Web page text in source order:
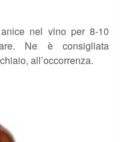
nel vino per 8-10
Ne è consigliata
all’occorrenza.